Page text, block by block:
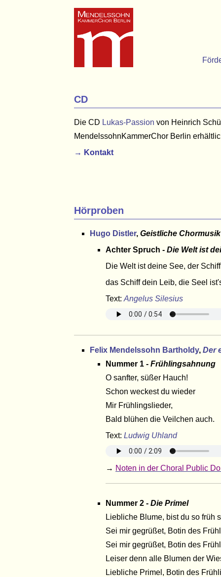
CD
Die CD Lukas-Passion von Heinrich
MendelssohnKammerChor Berlin
→ Kontakt
Hörproben
Hugo Distler, Geistliche
Achter Spruch - Die Welt ist
Die Welt ist deine See, der
das Schiff dein Leib, die Seel
Text: Angelus Silesius
Felix Mendelssohn Bartholdy, Der
Nummer 1 - Frühlingsahnung
O sanfter, süßer Hauch!
Schon weckest du wieder
Mir Frühlingslieder,
Bald blühen die Veilchen auch.
Text: Ludwig Uhland
→ Noten in der Choral Public
Nummer 2 - Die Primel
Liebliche Blume, bist du so früh
Sei mir gegrüßet, Botin des
Sei mir gegrüßet, Botin des
Leiser denn alle Blumen der
Liebliche Primel, Botin des